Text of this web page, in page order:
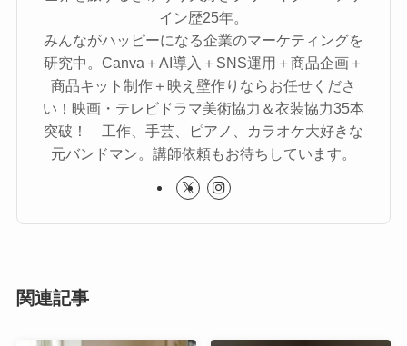
イン歴25年。
みんながハッピーになる企業のマーケティングを
研究中。Canva＋AI導入＋SNS運用＋商品企画＋
商品キット制作＋映え壁作りならお任せくださ
い！映画・テレビドラマ美術協力＆衣装協力35本
突破！ 工作、手芸、ピアノ、カラオケ大好きな
元バンドマン。講師依頼もお待ちしています。
関連記事